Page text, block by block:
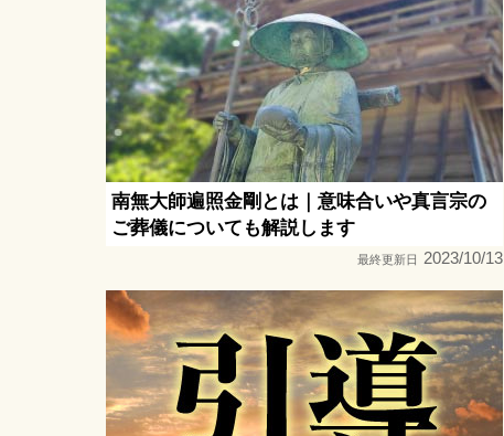
南無大師遍照金剛とは｜意味合いや真言宗の
ご葬儀についても解説します
最終更新日 2023/10/13